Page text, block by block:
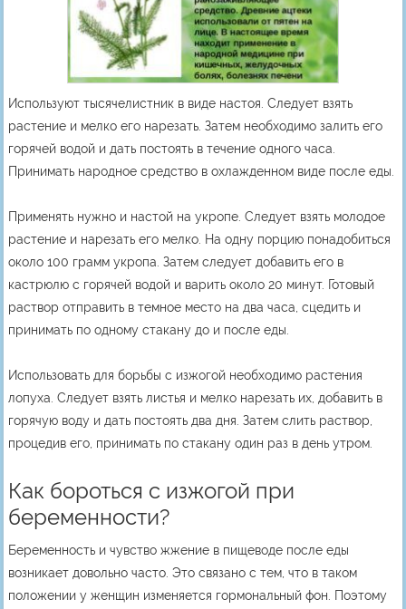
Используют тысячелистник в виде настоя. Следует взять
растение и мелко его нарезать. Затем необходимо залить его
горячей водой и дать постоять в течение одного часа.
Принимать народное средство в охлажденном виде после еды.
Применять нужно и настой на укропе. Следует взять молодое
растение и нарезать его мелко. На одну порцию понадобиться
около 100 грамм укропа. Затем следует добавить его в
кастрюлю с горячей водой и варить около 20 минут. Готовый
раствор отправить в темное место на два часа, сцедить и
принимать по одному стакану до и после еды.
Использовать для борьбы с изжогой необходимо растения
лопуха. Следует взять листья и мелко нарезать их, добавить в
горячую воду и дать постоять два дня. Затем слить раствор,
процедив его, принимать по стакану один раз в день утром.
Как бороться с изжогой при
беременности?
Беременность и чувство жжение в пищеводе после еды
возникает довольно часто. Это связано с тем, что в таком
положении у женщин изменяется гормональный фон. Поэтому